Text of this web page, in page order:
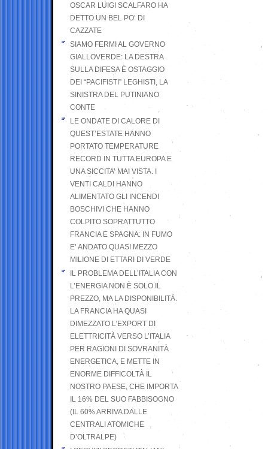
OSCAR LUIGI SCALFARO HA
DETTO UN BEL PO’ DI
CAZZATE
SIAMO FERMI AL GOVERNO
GIALLOVERDE: LA DESTRA
SULLA DIFESA È OSTAGGIO
DEI “PACIFISTI” LEGHISTI, LA
SINISTRA DEL PUTINIANO
CONTE
LE ONDATE DI CALORE DI
QUEST’ESTATE HANNO
PORTATO TEMPERATURE
RECORD IN TUTTA EUROPA E
UNA SICCITA’ MAI VISTA. I
VENTI CALDI HANNO
ALIMENTATO GLI INCENDI
BOSCHIVI CHE HANNO
COLPITO SOPRATTUTTO
FRANCIA E SPAGNA: IN FUMO
E’ ANDATO QUASI MEZZO
MILIONE DI ETTARI DI VERDE
IL PROBLEMA DELL’ITALIA CON
L’ENERGIA NON È SOLO IL
PREZZO, MA LA DISPONIBILITÀ.
LA FRANCIA HA QUASI
DIMEZZATO L’EXPORT DI
ELETTRICITÀ VERSO L’ITALIA
PER RAGIONI DI SOVRANITÀ
ENERGETICA, E METTE IN
ENORME DIFFICOLTÀ IL
NOSTRO PAESE, CHE IMPORTA
IL 16% DEL SUO FABBISOGNO
(IL 60% ARRIVA DALLE
CENTRALI ATOMICHE
D’OLTRALPE)